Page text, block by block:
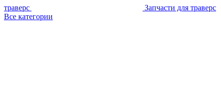
траверс
Запчасти для траверс
Все категории